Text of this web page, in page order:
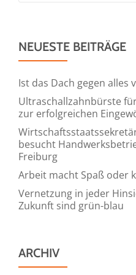
NEUESTE BEITRÄGE
Ist das Dach gegen alles
Ultraschallzahnbürste
zur erfolgreichen
besucht
Freiburg
Arbeit macht Spaß oder
Vernetzung in jeder
Zukunft sind grün-blau
ARCHIV